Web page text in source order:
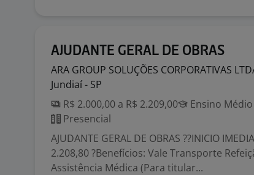
AJUDANTE GERAL DE OBRAS
ARA GROUP SOLUÇÕES CORPORATIVAS
Jundiaí - SP
R$ 2.000,00 a R$ 2.209,00
Ensino Médio
Presencial
AJUDANTE GERAL DE OBRAS ??INICIO
2.208,80 ?Benefícios: Vale Transporte
Assistência Médica (Para titular...